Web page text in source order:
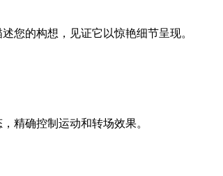
您的构想，见证它以惊艳细节呈现。
精确控制运动和转场效果。